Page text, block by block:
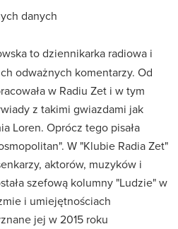
danych
to dziennikarka radiowa i
odważnych komentarzy. Od
w Radiu Zet i w tym
z takimi gwiazdami jak
Loren. Oprócz tego pisała
W "Klubie Radia Zet"
aktorów, muzyków i
szefową kolumny "Ludzie" w
i umiejętnościach
jej w 2015 roku